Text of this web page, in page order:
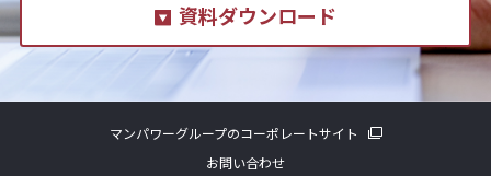
資料ダウンロード
マンパワーグループのコーポレートサイト
お問い合わせ